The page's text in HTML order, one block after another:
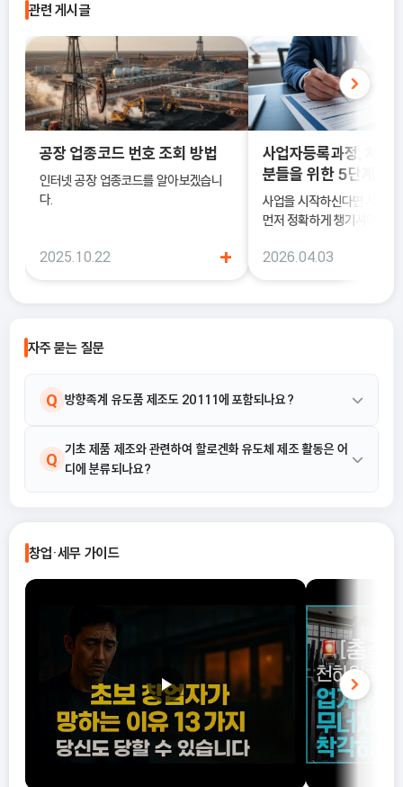
관련 게시글
공장 업종코드 번호 조회 방법
인터넷 공장 업종코드를 알아보겠습니
다.
2025.10.22 +
사업자등록과정, 처음
분들을 위한 5단계 정
사업을 시작하신다면 사업자
먼저 정확하게 챙기셔야 해
국세청에 정식으로 사업을
2026.04.03
자주 묻는 질문
Q 방향족계 유도품 제조도 20111에 포함되나요?
A 네, 석유화학계 기초제품 제조에 연관된 지방족계 또는 방향족계 유
도품 등을 제조하는 경우에도 20111 석유화학계 기초 화학물질 제
Q
기초 제품 제조와 관련하여 할로겐화 유도체 제조 활동은 어
디에 분류되나요?
업에 해당합니다.
창업·세무 가이드